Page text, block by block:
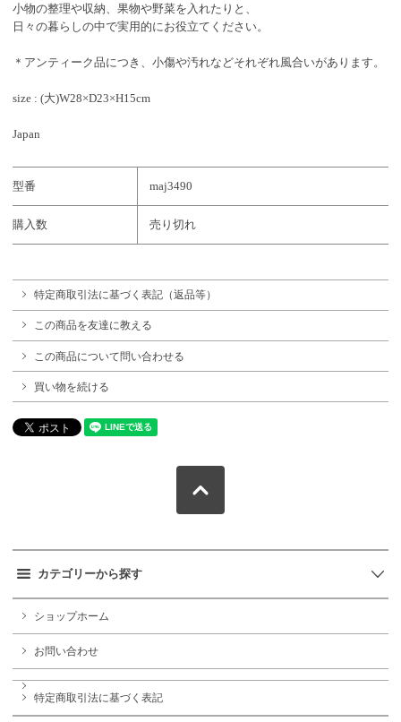
小物の整理や収納、果物や野菜を入れたりと、
日々の暮らしの中で実用的にお役立てください。
＊アンティーク品につき、小傷や汚れなどそれぞれ風合いがあります。
size : (大)W28×D23×H15cm
Japan
型番 maj3490
購入数 売り切れ
特定商取引法に基づく表記（返品等）
この商品を友達に教える
この商品について問い合わせる
買い物を続ける
カテゴリーから探す
ショップホーム
お問い合わせ
特定商取引法に基づく表記